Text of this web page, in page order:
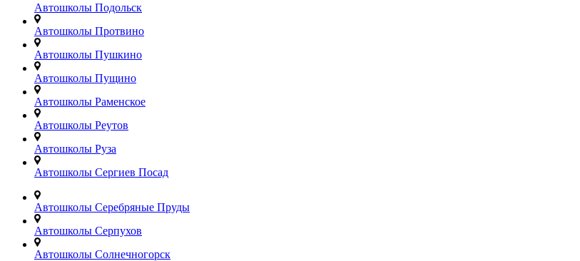
Автошколы Подольск
Автошколы Протвино
Автошколы Пушкино
Автошколы Пущино
Автошколы Раменское
Автошколы Реутов
Автошколы Руза
Автошколы Сергиев Посад
Автошколы Серебряные Пруды
Автошколы Серпухов
Автошколы Солнечногорск